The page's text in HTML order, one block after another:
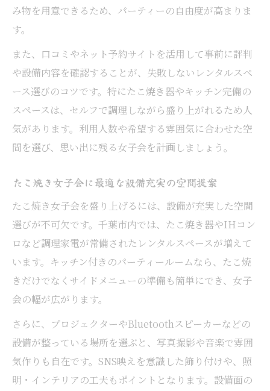
み物を用意できるため、パーティーの自由度が高まりま
す。
また、口コミやネット予約サイトを活用して事前に評判
や設備内容を確認することが、失敗しないレンタルスペ
ース選びのコツです。特にたこ焼き器やキッチン完備の
スペースは、セルフで調理しながら盛り上がれるため人
気があります。利用人数や希望する雰囲気に合わせた空
間を選び、思い出に残る女子会を計画しましょう。
たこ焼き女子会に最適な設備充実の空間提案
たこ焼き女子会を盛り上げるには、設備が充実した空間
選びが不可欠です。千葉市内では、たこ焼き器やIHコン
ロなど調理家電が常備されたレンタルスペースが増えて
います。キッチン付きのパーティールームなら、たこ焼
きだけでなくサイドメニューの準備も簡単にでき、女子
会の幅が広がります。
さらに、プロジェクターやBluetoothスピーカーなどの
設備が整っている場所を選ぶと、写真撮影や音楽で雰囲
気作りも自在です。SNS映えを意識した飾り付けや、照
明・インテリアの工夫もポイントとなります。設備面の